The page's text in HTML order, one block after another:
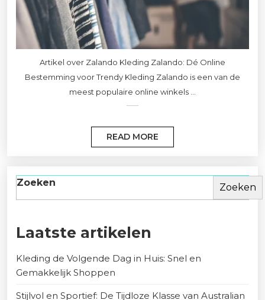
Artikel over Zalando Kleding Zalando: Dé Online
Bestemming voor Trendy Kleding Zalando is een van de
meest populaire online winkels ...
READ MORE
Zoeken Zoeken
Laatste artikelen
Kleding de Volgende Dag in Huis: Snel en
Gemakkelijk Shoppen
Stijlvol en Sportief: De Tijdloze Klasse van Australian